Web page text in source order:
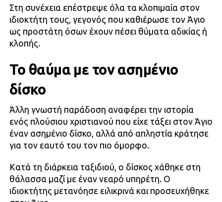
Στη συνέχεια επέστρεψε όλα τα κλοπιμαία στον
ιδιοκτήτη τους, γεγονός που καθιέρωσε τον Άγιο
ως προστάτη όσων έχουν πέσει θύματα αδικίας ή
κλοπής.
Το θαύμα με τον ασημένιο
δίσκο
Άλλη γνωστή παράδοση αναφέρει την ιστορία
ενός πλούσιου χριστιανού που είχε τάξει στον Άγιο
έναν ασημένιο δίσκο, αλλά από απληστία κράτησε
για τον εαυτό του τον πιο όμορφο.
Κατά τη διάρκεια ταξιδιού, ο δίσκος χάθηκε στη
θάλασσα μαζί με έναν νεαρό υπηρέτη. Ο
ιδιοκτήτης μετανόησε ειλικρινά και προσευχήθηκε